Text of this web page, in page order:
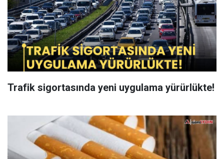
Trafik sigortasında yeni uygulama yürürlükte!